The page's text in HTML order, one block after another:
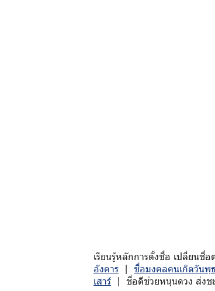
เรียนรู้หลักการตั้งชื่อ เปลี่ยน
อังคาร | ชื่อมงคลคนเกิดวันพุ
เสาร์ | ชื่อดีช่วยหนุนดวง ส่งชะ